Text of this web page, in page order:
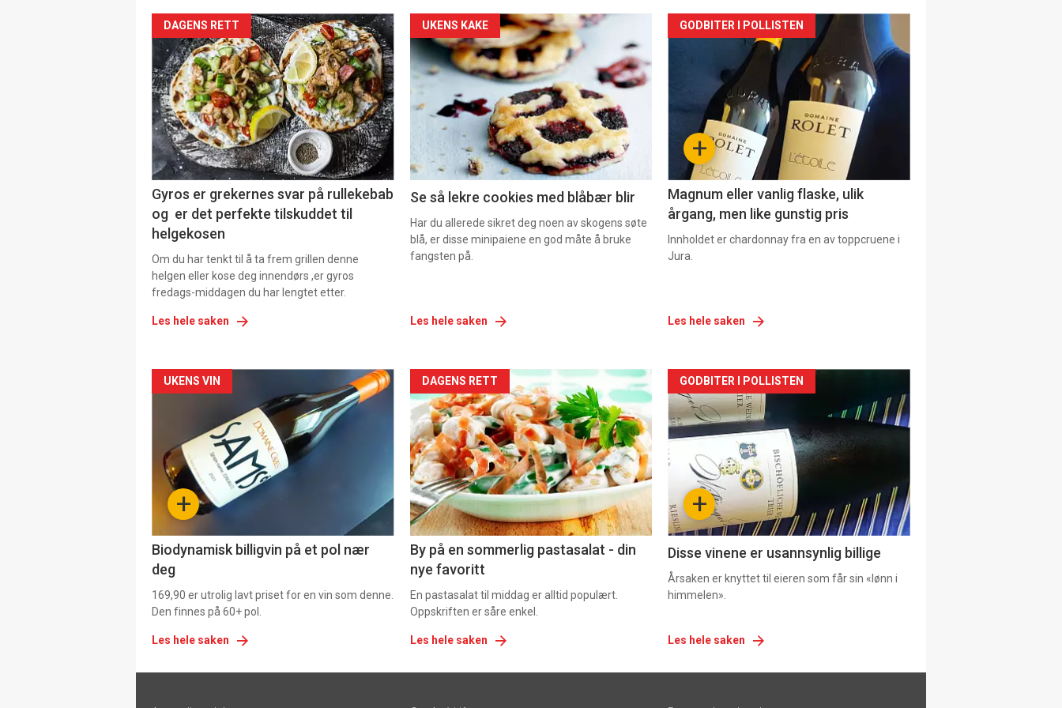
DAGENS RETT
Gyros er grekernes svar på rullekebab
og er det perfekte tilskuddet til
helgekosen
Om du har tenkt til å ta frem grillen denne
helgen eller kose deg innendørs ,er gyros
fredags-middagen du har lengtet etter.
Les hele saken
Forsiden
akkurat
nå
2
UKENS KAKE
Se så lekre cookies med blåbær blir
Har du allerede sikret deg noen av skogens søte
blå, er disse minipaiene en god måte å bruke
fangsten på.
Les hele saken
Forsiden
akkurat
nå
+
GODBITER I POLLISTEN
Magnum eller vanlig flaske, ulik
årgang, men like gunstig pris
Innholdet er chardonnay fra en av toppcruene i
Jura.
Les hele saken
Forsiden
akkurat
nå
-
+
UKENS VIN
Biodynamisk billigvin på et pol nær
deg
169,90 er utrolig lavt priset for en vin som denne.
Den finnes på 60+ pol.
Les hele saken
Forsiden
akkurat
nå
-
5
DAGENS RETT
By på en sommerlig pastasalat - din
nye favoritt
En pastasalat til middag er alltid populært.
Oppskriften er såre enkel.
Les hele saken
Forsiden
akkurat
nå
6 +
GODBITER I POLLISTEN
Disse vinene er usannsynlig billige
Årsaken er knyttet til eieren som får sin «lønn i
himmelen».
Les hele saken